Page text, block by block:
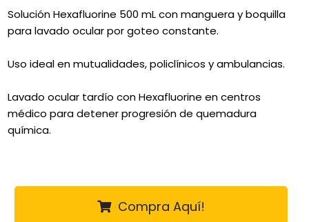
Solución Hexafluorine 500 mL con manguera y boquilla
para lavado ocular por goteo constante.
Uso ideal en mutualidades, policlínicos y ambulancias.
Lavado ocular tardío con Hexafluorine en centros
médico para detener progresión de quemadura
química.
Compra Aquí!